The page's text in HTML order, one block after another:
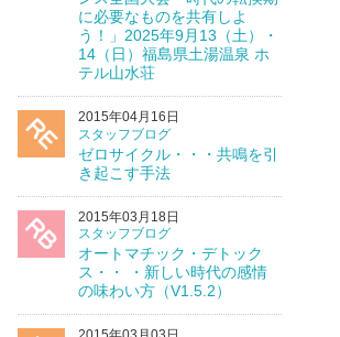
に必要なものを共有しよ
う！」2025年9月13（土）・
14（日）福島県土湯温泉 ホ
テル山水荘
2015年04月16日
スタッフブログ
ゼロサイクル・・・共鳴を引
き起こす手法
2015年03月18日
スタッフブログ
オートマチック・デトック
ス・・ ・新しい時代の感情
の味わい方（V1.5.2）